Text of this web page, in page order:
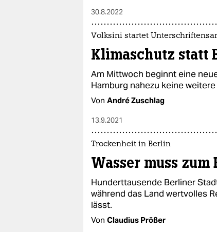
30.8.2022
Volksini startet
Klimaschutz statt
Am Mittwoch beginnt eine
Hamburg nahezu keine
Von André Zuschlag
13.9.2021
Trockenheit in Berlin
Wasser muss zum
Hunderttausende Berliner
während das Land wertvolles
lässt.
Von Claudius Prößer